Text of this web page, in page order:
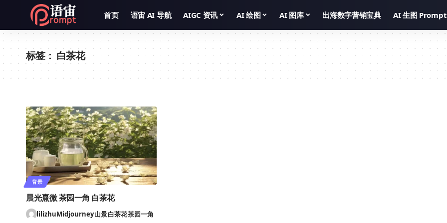
首页 语宙 AI 导航 AIGC 资讯 AI 绘图 AI 图库 出海数字营销宝典 AI 生图 Prompt
标签：白茶花
背景
晨光熹微 茶园一角 白茶花
lilizhuMidjourney山景白茶花茶园一角